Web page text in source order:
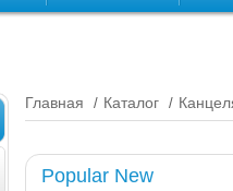
Главная / Каталог /
Popular New